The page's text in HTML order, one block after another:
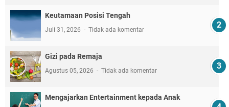
Keutamaan Posisi Tengah
Juli 31, 2026 Tidak ada komentar
Gizi pada Remaja
Agustus 05, 2026 Tidak ada komentar
Mengajarkan Entertainment kepada Anak